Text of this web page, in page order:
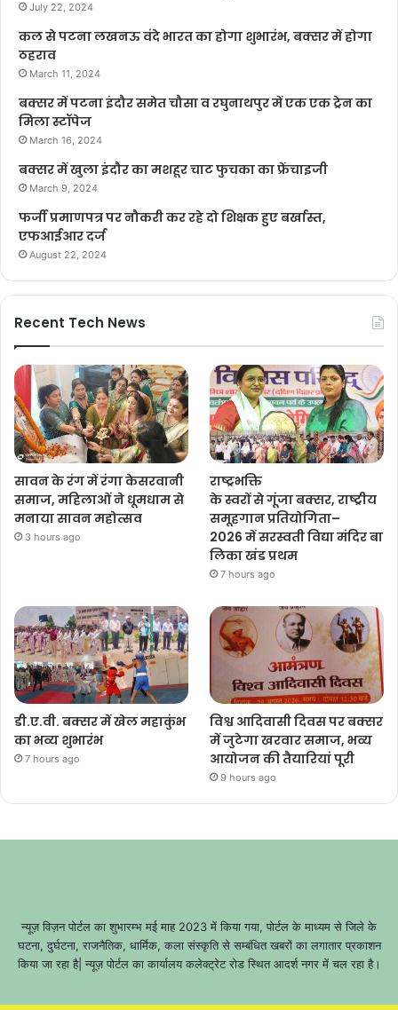
July 22, 2024
कल से पटना लखनऊ वंदे भारत का होगा शुभारंभ, बक्सर में होगा
ठहराव
March 11, 2024
बक्सर में पटना इंदौर समेत चौसा व रघुनाथपुर में एक एक ट्रेन का
मिला स्टॉपेज
March 16, 2024
बक्सर में खुला इंदौर का मशहूर चाट फुचका का फ्रेंचाइजी
March 9, 2024
फर्जी प्रमाणपत्र पर नौकरी कर रहे दो शिक्षक हुए बर्खास्त,
एफआईआर दर्ज
August 22, 2024
Recent Tech News
सावन के रंग में रंगा केसरवानी
समाज, महिलाओं ने धूमधाम से
मनाया सावन महोत्सव
3 hours ago
राष्ट्रभक्ति
के स्वरों से गूंजा बक्सर, राष्ट्रीय
समूहगान प्रतियोगिता–
2026 में सरस्वती विद्या मंदिर बा
लिका खंड प्रथम
7 hours ago
डी.ए.वी. बक्सर में खेल महाकुंभ
का भव्य शुभारंभ
7 hours ago
विश्व आदिवासी दिवस पर बक्सर
में जुटेगा खरवार समाज, भव्य
आयोजन की तैयारियां पूरी
9 hours ago
न्यूज़ विज़न पोर्टल का शुभारम्भ मई माह 2023 में किया गया, पोर्टल के माध्यम से जिले के
घटना, दुर्घटना, राजनैतिक, धार्मिक, कला संस्कृति से सम्बंधित खबरों का लगातार प्रकाशन
किया जा रहा है| न्यूज़ पोर्टल का कार्यालय कलेक्ट्रेट रोड स्थित आदर्श नगर में चल रहा है।